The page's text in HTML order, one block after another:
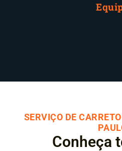
SERVIÇO DE
Conheça